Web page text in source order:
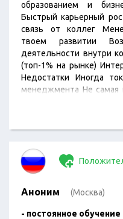
образованием и
Быстрый карьерный
связь от коллег
твоем развитии
деятельности внутри
(топ-1% на рынке)
Недостатки Иногда
менеджмента Не самая
Аноним (Москва)
- постоянное